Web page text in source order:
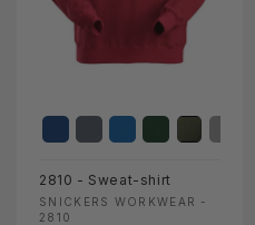
2810 - Sweat-shirt
Fournisseur :
SNICKERS WORKWEAR -
2810